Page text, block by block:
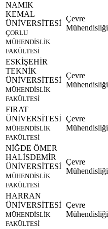
NAMIK
KEMAL
ÜNİVERSİTESİ
ÇORLU
MÜHENDİSLİK
FAKÜLTESİ
Çevre
Mühendisliği
ESKİŞEHİR
TEKNİK
ÜNİVERSİTESİ
MÜHENDİSLİK
FAKÜLTESİ
Çevre
Mühendisliği
FIRAT
ÜNİVERSİTESİ
MÜHENDİSLİK
FAKÜLTESİ
Çevre
Mühendisliği
NİĞDE ÖMER
HALİSDEMİR
ÜNİVERSİTESİ
MÜHENDİSLİK
FAKÜLTESİ
Çevre
Mühendisliği
HARRAN
ÜNİVERSİTESİ
MÜHENDİSLİK
FAKÜLTESİ
Çevre
Mühendisliği